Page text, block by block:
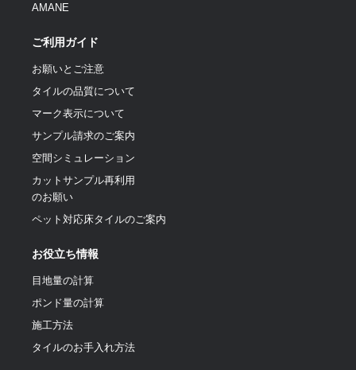
AMANE
ご利用ガイド
お願いとご注意
タイルの品質について
マーク表示について
サンプル請求のご案内
空間シミュレーション
カットサンプル再利用
のお願い
ペット対応床タイルのご案内
お役立ち情報
目地量の計算
ポンド量の計算
施工方法
タイルのお手入れ方法